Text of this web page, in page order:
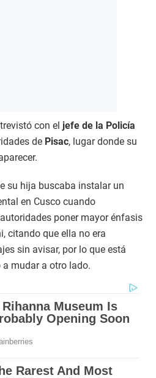
con el jefe de la Policía
de Pisac, lugar donde su
su hija buscaba instalar un
en Cusco cuando
poner mayor énfasis
citando que ella no era
sin avisar, por lo que está
mudar a otro lado.